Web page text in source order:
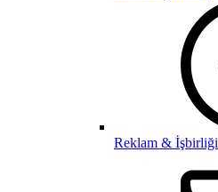
Reklam & İşbirliği